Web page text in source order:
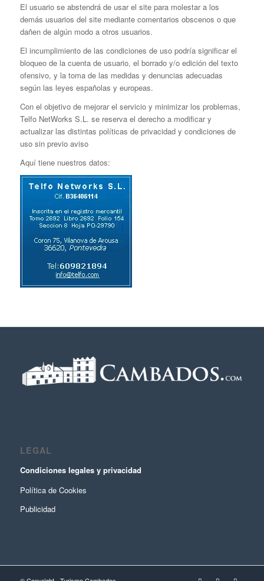
El usuario se abstendrá de usar el site para molestar a los
demás usuarios del site mediante comentarios obscenos o que
dañen de algún modo a otros usuarios.
El incumplimiento de las condiciones de uso podría significar el
bloqueo de la cuenta de usuario, el borrado y/o edición del texto
ofensivo, y la toma de las medidas y denuncias adecuadas
según las leyes españolas y europeas.
Con el objetivo de mejorar el servicio y minimizar los problemas,
Telfo NetWorks S.L. se reserva el derecho a modificar y
actualizar las distintas políticas de privacidad y condiciones de
uso sin previo aviso
Aquí tiene nuestros datos:
LEGAL
Condiciones legales y privacidad
Política de Cookies
Publicidad